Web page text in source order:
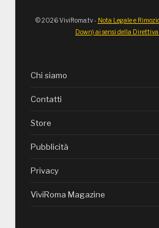
© 2026 ViviRoma.tv - Nota Legale e
Down) ai sensi della
Chi siamo
Contatti
Store
Pubblicità
Privacy
ViviRoma Magazine